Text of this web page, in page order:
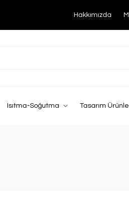
Hakkımızda
Isıtma-Soğutma Tasarım